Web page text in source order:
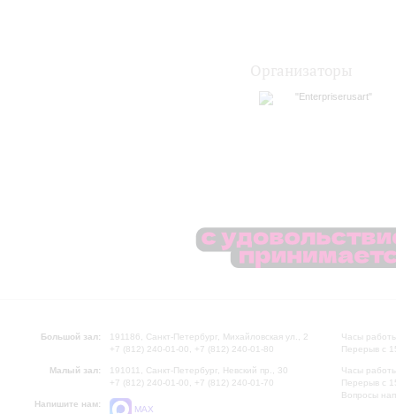
"Enterpriserusart"
Большой зал:
191186, Санкт-Петербург, Михайловская ул., 2
+7 (812) 240-01-00, +7 (812) 240-01-80
Малый зал:
191011, Санкт-Петербург, Невский пр., 30
+7 (812) 240-01-00, +7 (812) 240-01-70
Напишите нам:
MAX
Часы
Перерыв с
Часы
Перерыв с
Вопросы